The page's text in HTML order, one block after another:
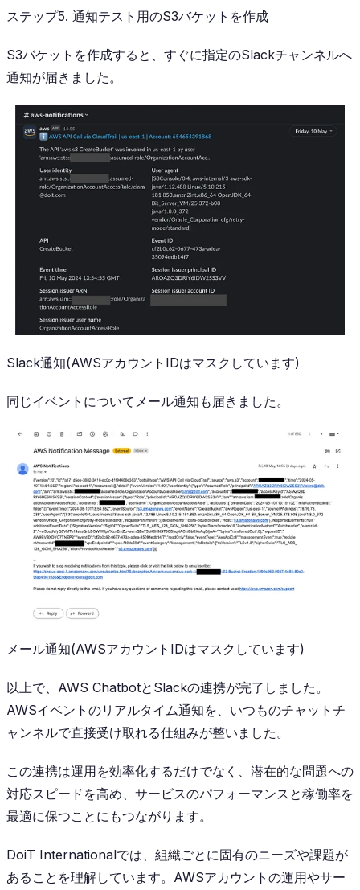
ステップ5. 通知テスト用のS3バケットを作成
S3バケットを作成すると、すぐに指定のSlackチャンネルへ
通知が届きました。
Slack通知(AWSアカウントIDはマスクしています)
同じイベントについてメール通知も届きました。
メール通知(AWSアカウントIDはマスクしています)
以上で、AWS ChatbotとSlackの連携が完了しました。
AWSイベントのリアルタイム通知を、いつものチャットチ
ャンネルで直接受け取れる仕組みが整いました。
この連携は運用を効率化するだけでなく、潜在的な問題への
対応スピードを高め、サービスのパフォーマンスと稼働率を
最適に保つことにもつながります。
DoiT Internationalでは、組織ごとに固有のニーズや課題が
あることを理解しています。AWSアカウントの運用やサー